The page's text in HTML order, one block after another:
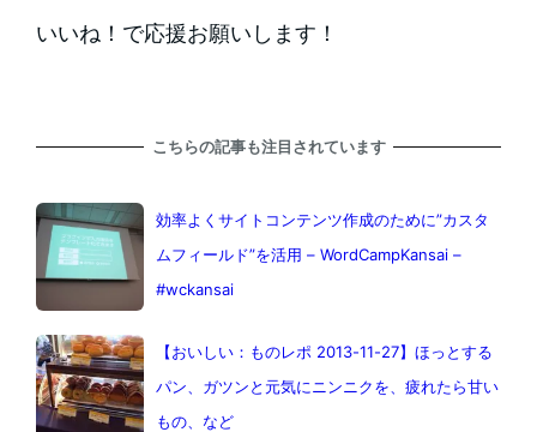
いいね！ で応援お願いします！
こちらの記事も注目されています
効率よくサイトコンテンツ作成のために”カスタ
ムフィールド”を活用 – WordCampKansai –
#wckansai
【おいしい：ものレポ 2013-11-27】ほっとする
パン、ガツンと元気にニンニクを、疲れたら甘い
もの、など